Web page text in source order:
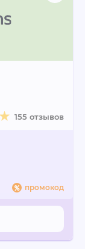
155 отзывов
промокод